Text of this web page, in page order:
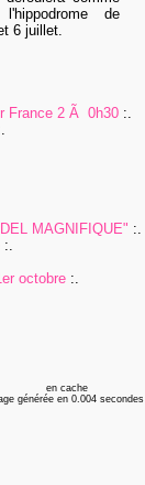
de
6 juillet.
France 2 Ã 0h30 :.
MAGNIFIQUE" :.
:.
octobre :.
en cache
générée en 0.004 secondes